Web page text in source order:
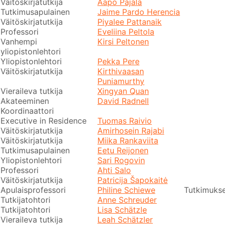
Väitöskirjatutkija
Aapo Pajala
Tutkimusapulainen
Jaime Pardo Herencia
Väitöskirjatutkija
Piyalee Pattanaik
Professori
Eveliina Peltola
Vanhempi
yliopistonlehtori
Kirsi Peltonen
Yliopistonlehtori
Pekka Pere
Väitöskirjatutkija
Kirthivaasan
Puniamurthy
Vieraileva tutkija
Xingyan Quan
Akateeminen
Koordinaattori
David Radnell
Executive in Residence
Tuomas Raivio
Väitöskirjatutkija
Amirhosein Rajabi
Väitöskirjatutkija
Miika Rankaviita
Tutkimusapulainen
Eetu Reijonen
Yliopistonlehtori
Sari Rogovin
Professori
Ahti Salo
Väitöskirjatutkija
Patricija Šapokaitė
Apulaisprofessori
Philine Schiewe
Tutkijatohtori
Anne Schreuder
Tutkijatohtori
Lisa Schätzle
Vieraileva tutkija
Leah Schätzler